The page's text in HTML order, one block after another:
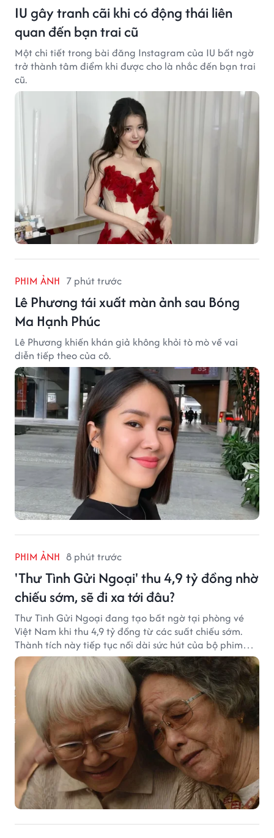
IU gây tranh cãi khi có động thái liên
quan đến bạn trai cũ
Một chi tiết trong bài đăng Instagram của IU bất ngờ
trở thành tâm điểm khi được cho là nhắc đến bạn trai
cũ.
PHIM ẢNH 7 phút trước
Lê Phương tái xuất màn ảnh sau Bóng
Ma Hạnh Phúc
Lê Phương khiến khán giả không khỏi tò mò về vai
diễn tiếp theo của cô.
PHIM ẢNH 8 phút trước
'Thư Tình Gửi Ngoại' thu 4,9 tỷ đồng nhờ
chiếu sớm, sẽ đi xa tới đâu?
Thư Tình Gửi Ngoại đang tạo bất ngờ tại phòng vé
Việt Nam khi thu 4,9 tỷ đồng từ các suất chiếu sớm.
Thành tích này tiếp tục nối dài sức hút của bộ phim
từng gây sốt với doanh thu hơn 7.300 tỷ đồng ở nước
ngoài.